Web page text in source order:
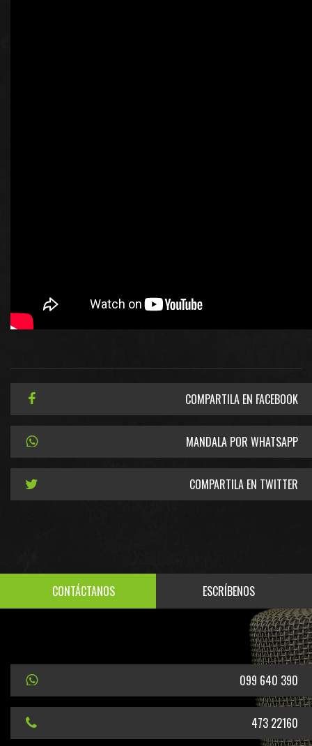
COMPARTILA EN FACEBOOK
MANDALA POR WHATSAPP
COMPARTILA EN TWITTER
CONTÁCTANOS ESCRÍBENOS
099 640 390
473 22160